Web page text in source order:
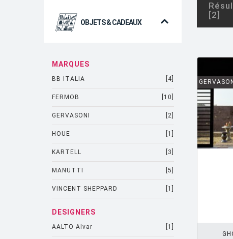
OBJETS & CADEAUX
MARQUES
BB ITALIA [4]
FERMOB [10]
GERVASONI [2]
HOUE [1]
KARTELL [3]
MANUTTI [5]
VINCENT SHEPPARD [1]
DESIGNERS
AALTO Alvar [1]
[2]
GERVASONI